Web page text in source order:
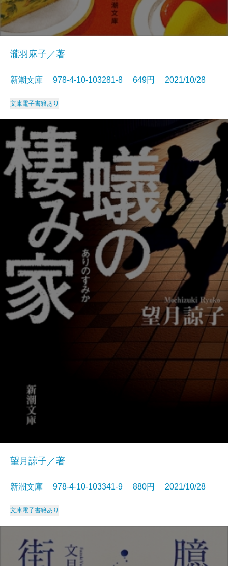
瀧羽麻子／著
新潮文庫 978-4-10-103281-8 649円 2021/10/28
文庫電子書籍あり
望月諒子／著
新潮文庫 978-4-10-103341-9 880円 2021/10/28
文庫電子書籍あり